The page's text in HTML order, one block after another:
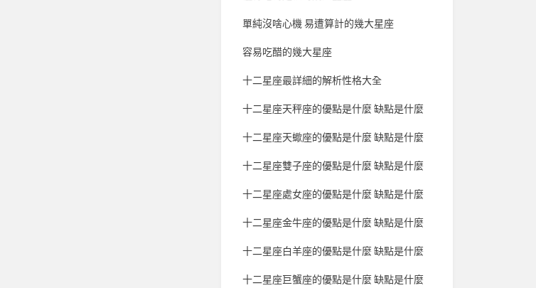
單純沒啥心機 易遭算計的幾大星座
容易吃醋的幾大星座
十二星座最詳細的解析性格大全
十二星座天秤座的優點是什麼 缺點是什麼
十二星座天蠍座的優點是什麼 缺點是什麼
十二星座雙子座的優點是什麼 缺點是什麼
十二星座處女座的優點是什麼 缺點是什麼
十二星座金牛座的優點是什麼 缺點是什麼
十二星座白羊座的優點是什麼 缺點是什麼
十二星座巨蟹座的優點是什麼 缺點是什麼